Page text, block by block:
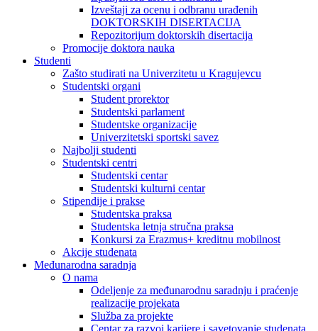
Izveštaji za ocenu i odbranu urađenih
DOKTORSKIH DISERTACIJA
Repozitorijum doktorskih disertacija
Promocije doktora nauka
Studenti
Zašto studirati na Univerzitetu u Kragujevcu
Studentski organi
Student prorektor
Studentski parlament
Studentske organizacije
Univerzitetski sportski savez
Najbolji studenti
Studentski centri
Studentski centar
Studentski kulturni centar
Stipendije i prakse
Studentska praksa
Studentska letnja stručna praksa
Konkursi za Erazmus+ kreditnu mobilnost
Akcije studenata
Međunarodna saradnja
O nama
Odeljenje za međunarodnu saradnju i praćenje
realizacije projekata
Služba za projekte
Centar za razvoj karijere i savetovanje studenata